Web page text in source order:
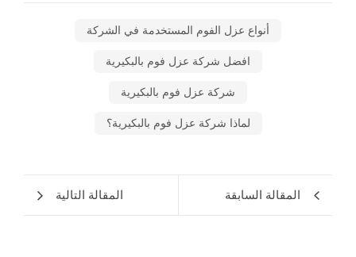
أنواع عزل الفوم المستخدمة في الشركة
افضل شركة عزل فوم بالبكيرية
شركة عزل فوم بالبكيرية
لماذا شركة عزل فوم بالبكيرية؟
المقالة السابقة المقالة التالية